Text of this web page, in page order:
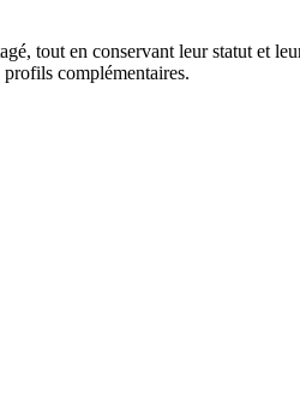
tout en conservant leur statut et
complémentaires.